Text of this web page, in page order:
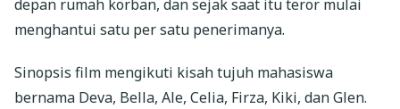
depan rumah korban, dan sejak saat itu teror mulai
menghantui satu per satu penerimanya.
Sinopsis film mengikuti kisah tujuh mahasiswa
bernama Deva, Bella, Ale, Celia, Firza, Kiki, dan Glen.